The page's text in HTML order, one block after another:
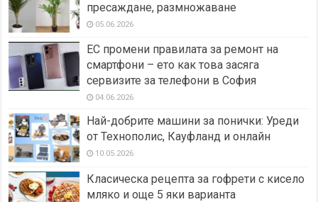
пресаждане, размножаване
05.06.2026
ЕС промени правилата за ремонт на
смартфони – ето как това засяга
сервизите за телефони в София
04.06.2026
Най-добрите машини за понички: Уреди
от Технополис, Кауфланд и онлайн
10.05.2026
Класическа рецепта за гофрети с кисело
мляко и още 5 яки варианта